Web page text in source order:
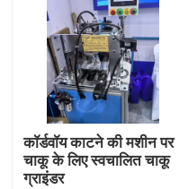
हमारे बारे में
कारखाना भ्रमण
गुणवत्ता नियंत्रण
कॉर्डवॉय काटने की मशीन पर
चाकू के लिए स्वचालित चाकू
ग्राइंडर